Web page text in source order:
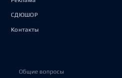
СДЮШОР
Контакты
Общие вопросы